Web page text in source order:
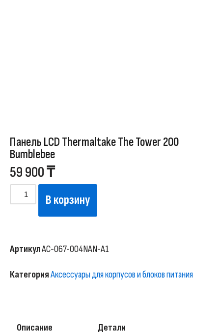
Панель LCD Thermaltake The Tower 200
Bumblebee
59 900₸
В корзину
АртикулAC-067-OO4NAN-A1
КатегорияАксессуары для корпусов и блоков питания
Описание Детали